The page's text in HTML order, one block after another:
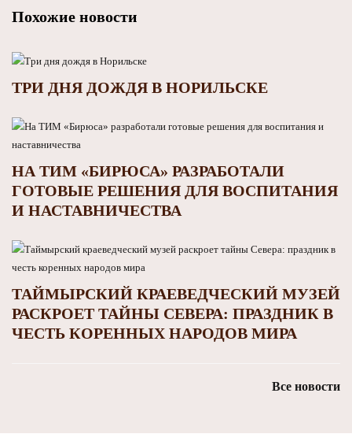
Похожие новости
ТРИ ДНЯ ДОЖДЯ В НОРИЛЬСКЕ
НА ТИМ «БИРЮСА» РАЗРАБОТАЛИ
ГОТОВЫЕ РЕШЕНИЯ ДЛЯ ВОСПИТАНИЯ
И НАСТАВНИЧЕСТВА
ТАЙМЫРСКИЙ КРАЕВЕДЧЕСКИЙ МУЗЕЙ
РАСКРОЕТ ТАЙНЫ СЕВЕРА: ПРАЗДНИК В
ЧЕСТЬ КОРЕННЫХ НАРОДОВ МИРА
Все новости